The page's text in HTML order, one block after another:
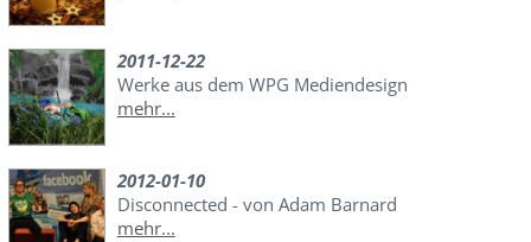
2011-12-22
Werke aus dem WPG Mediendesign
mehr...
2012-01-10
Disconnected - von Adam Barnard
mehr...